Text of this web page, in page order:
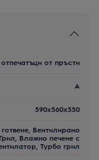
от пръсти
A
590x560x550
Вентилирано
Влажно печене с
Турбо грил